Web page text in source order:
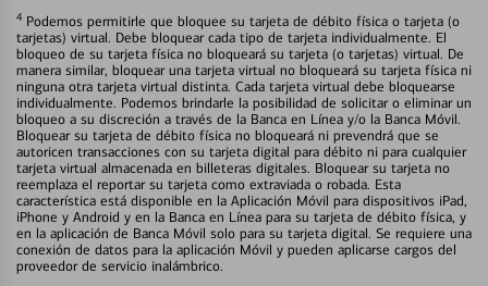
4 Podemos permitirle que bloquee su tarjeta de débito física o tarjeta (o
tarjetas) virtual. Debe bloquear cada tipo de tarjeta individualmente. El
bloqueo de su tarjeta física no bloqueará su tarjeta (o tarjetas) virtual. De
manera similar, bloquear una tarjeta virtual no bloqueará su tarjeta física ni
ninguna otra tarjeta virtual distinta. Cada tarjeta virtual debe bloquearse
individualmente. Podemos brindarle la posibilidad de solicitar o eliminar un
bloqueo a su discreción a través de la Banca en Línea y/o la Banca Móvil.
Bloquear su tarjeta de débito física no bloqueará ni prevendrá que se
autoricen transacciones con su tarjeta digital para débito ni para cualquier
tarjeta virtual almacenada en billeteras digitales. Bloquear su tarjeta no
reemplaza el reportar su tarjeta como extraviada o robada. Esta
característica está disponible en la Aplicación Móvil para dispositivos iPad,
iPhone y Android y en la Banca en Línea para su tarjeta de débito física, y
en la aplicación de Banca Móvil solo para su tarjeta digital. Se requiere una
conexión de datos para la aplicación Móvil y pueden aplicarse cargos del
proveedor de servicio inalámbrico.